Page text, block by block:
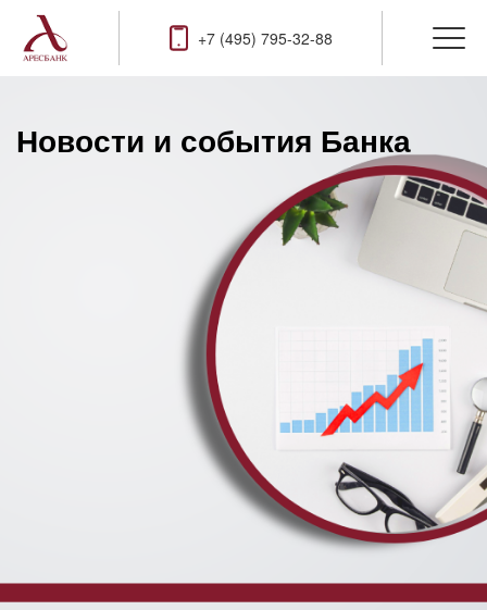
+7 (495) 795-32-88
Новости и события Банка